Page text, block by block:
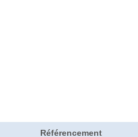
Référencement